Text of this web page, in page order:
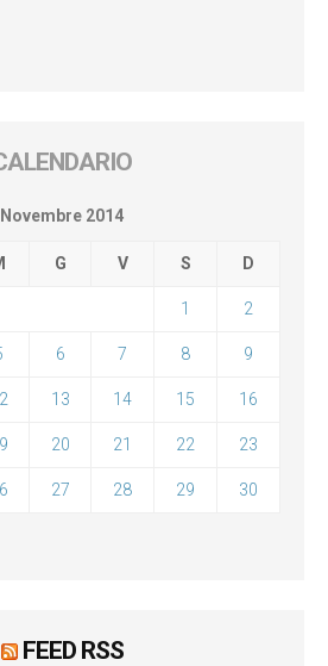
Novembre 2014
G V S D
1 2
6 7 8 9
13 14 15 16
20 21 22 23
27 28 29 30
FEED RSS